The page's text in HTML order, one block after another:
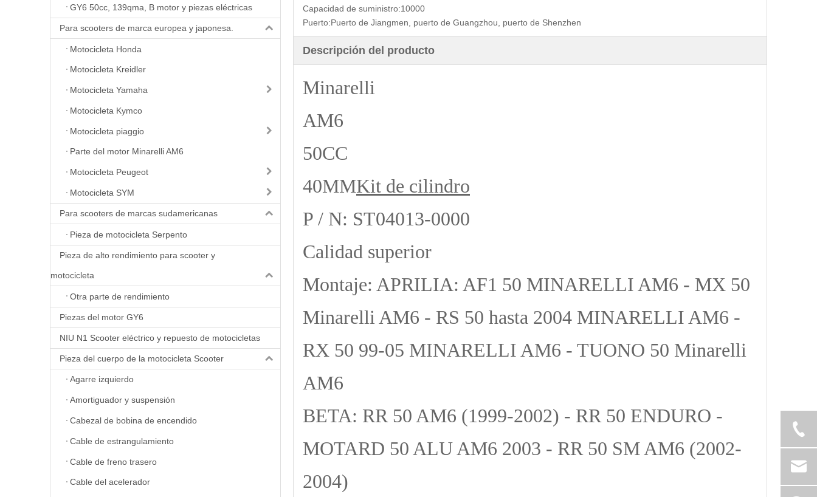
GY6 50cc, 139qma, B motor y piezas eléctricas
Para scooters de marca europea y japonesa.
Motocicleta Honda
Motocicleta Kreidler
Motocicleta Yamaha
Motocicleta Kymco
Motocicleta piaggio
Parte del motor Minarelli AM6
Motocicleta Peugeot
Motocicleta SYM
Para scooters de marcas sudamericanas
Pieza de motocicleta Serpento
Pieza de alto rendimiento para scooter y
motocicleta
Otra parte de rendimiento
Piezas del motor GY6
NIU N1 Scooter eléctrico y repuesto de motocicletas
Pieza del cuerpo de la motocicleta Scooter
Agarre izquierdo
Amortiguador y suspensión
Cabezal de bobina de encendido
Cable de estrangulamiento
Cable de freno trasero
Cable del acelerador
Capacidad de suministro:10000
Puerto:Puerto de Jiangmen, puerto de Guangzhou, puerto de Shenzhen
Descripción del producto
Minarelli
AM6
50CC
40MMKit de cilindro
P / N: ST04013-0000
Calidad superior
Montaje: APRILIA: AF1 50 MINARELLI AM6 - MX 50
Minarelli AM6 - RS 50 hasta 2004 MINARELLI AM6 -
RX 50 99-05 MINARELLI AM6 - TUONO 50 Minarelli
AM6
BETA: RR 50 AM6 (1999-2002) - RR 50 ENDURO -
MOTARD 50 ALU AM6 2003 - RR 50 SM AM6 (2002-
2004)